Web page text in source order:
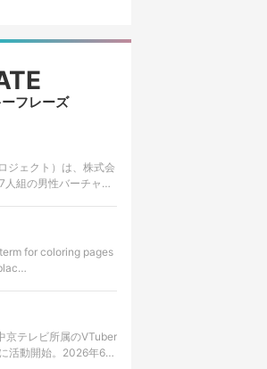
フレーズ
ジェクト）は、株式会
組の男性バーチャル
for coloring pages
京テレビ所属のVTuber
活動開始。2026年6月